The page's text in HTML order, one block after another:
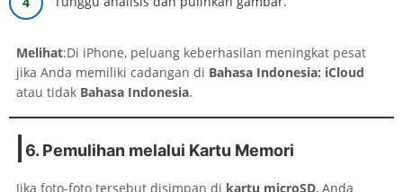
Melihat:Di iPhone, peluang keberhasilan meningkat pesat
jika Anda memiliki cadangan di Bahasa Indonesia: iCloud
atau tidak Bahasa Indonesia.
6. Pemulihan melalui Kartu Memori
Jika foto-foto tersebut disimpan di kartu microSD, Anda